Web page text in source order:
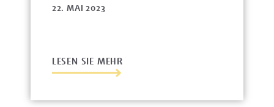
22. MAI 2023
LESEN SIE MEHR